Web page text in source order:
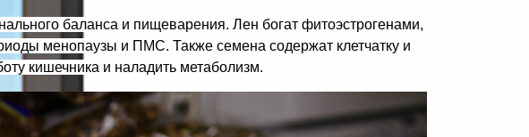
баланса и пищеварения. Лен богат фитоэстрогенами,
менопаузы и ПМС. Также семена содержат клетчатку и
кишечника и наладить метаболизм.